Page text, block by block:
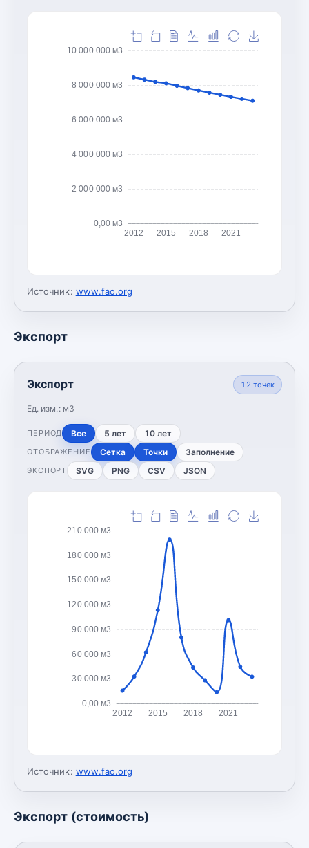
0,00 м3
2 000 000 м3
4 000 000 м3
6 000 000 м3
8 000 000 м3
10 000 000 м3
2012 2015 2018 2021
Источник: www.fao.org
Экспорт
Экспорт
Ед. изм.: м3
12 точек
ПЕРИОД Все 5 лет 10 лет
ОТОБРАЖЕНИЕ Сетка Точки Заполнение
ЭКСПОРТ SVG PNG CSV JSON
0,00 м3
30 000 м3
60 000 м3
90 000 м3
120 000 м3
150 000 м3
180 000 м3
210 000 м3
2012 2015 2018 2021
Источник: www.fao.org
Экспорт (стоимость)